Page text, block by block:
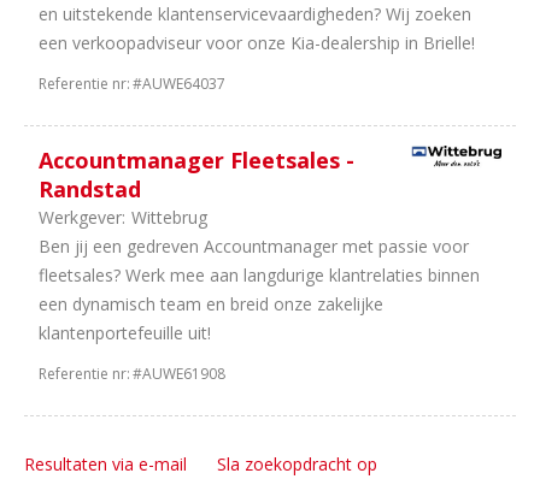
en uitstekende klantenservicevaardigheden? Wij zoeken
een verkoopadviseur voor onze Kia-dealership in Brielle!
Referentie nr:#AUWE64037
Accountmanager Fleetsales -
Randstad
Werkgever: Wittebrug
Ben jij een gedreven Accountmanager met passie voor
fleetsales? Werk mee aan langdurige klantrelaties binnen
een dynamisch team en breid onze zakelijke
klantenportefeuille uit!
Referentie nr:#AUWE61908
Resultaten via e-mail Sla zoekopdracht op